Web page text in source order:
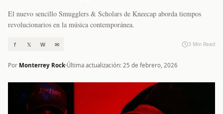
El nuevo sencillo Smugglers & Scholars de Kneecap aborda tiempos
revolucionarios en la música contemporánea.
f 𝕏 W ✉ 3 Min Read
Por Monterrey Rock Última actualización: 25 de febrero, 2026